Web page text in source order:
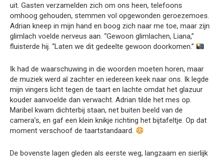
uit. Gasten verzamelden zich om ons heen, telefoons
omhoog gehouden, stemmen vol opgewonden geroezemoes.
Adrian kneep in mijn hand en boog zich naar me toe, maar zijn
glimlach voelde nerveus aan. “Gewoon glimlachen, Liana,”
fluisterde hij. “Laten we dit gedeelte gewoon doorkomen.”
Ik had de waarschuwing in die woorden moeten horen, maar
de muziek werd al zachter en iedereen keek naar ons. Ik legde
mijn vingers licht tegen de taart en lachte omdat het glazuur
kouder aanvoelde dan verwacht. Adrian tilde het mes op.
Maribel kwam dichterbij staan, net buiten beeld van de
camera’s, en gaf een klein knikje richting het bijtafeltje. Op dat
moment verschoof de taartstandaard.
De bovenste lagen gleden als eerste weg, langzaam en sierlijk